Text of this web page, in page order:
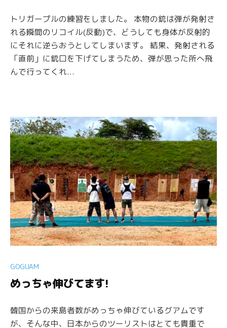
トリガープルの練習をしました。 本物の銃は弾が発射さ
れる瞬間のリコイル(反動)で、どうしても身体が反射的
にそれに逆らおうとしてしまいます。 結果、発射される
「直前」に銃口を下げてしまうため、弾が思った所へ飛
んで行ってくれ...
GOGUAM
めっちゃ伸びてます!
韓国からの来島者数がめっちゃ伸びているグアムです
が、そんな中、日本からのツーリストはとても貴重で